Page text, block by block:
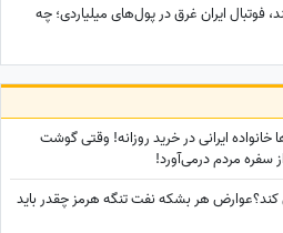
فوتبال ایران غرق در پول‌های میلیاردی؛ چه
ایرانی در خرید روزانه! وقتی گوشت
سفره مردم درمی‌آورد!
هر بشکه نفت تنگه هرمز چقدر باید